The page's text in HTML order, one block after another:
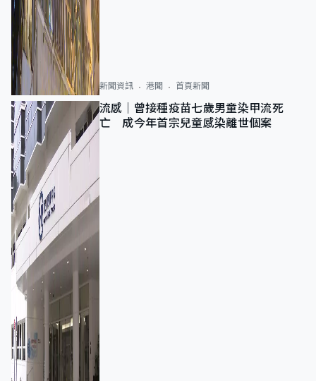
新聞資訊 港聞 首頁新聞
流感｜曾接種疫苗七歲男童染甲流死
亡 成今年首宗兒童感染離世個案